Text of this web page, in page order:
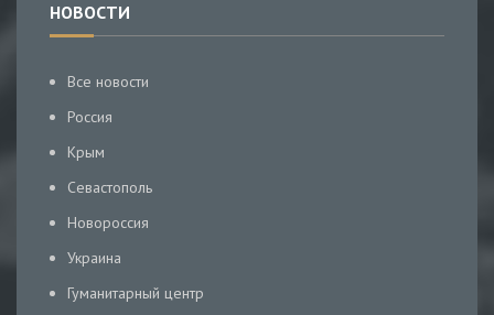
НОВОСТИ
Все новости
Россия
Крым
Севастополь
Новороссия
Украина
Гуманитарный центр